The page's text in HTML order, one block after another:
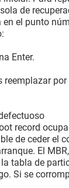
de
el punto
Enter.
reemplazar
record
de ceder el
El
tabla de
Si se